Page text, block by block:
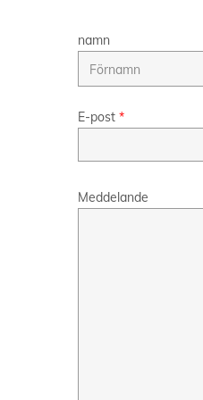
namn
E-post *
Meddelande